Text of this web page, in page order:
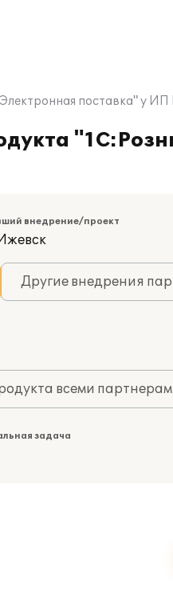
поставка" у
внедрение/проект
Другие внедрения
всеми
задача